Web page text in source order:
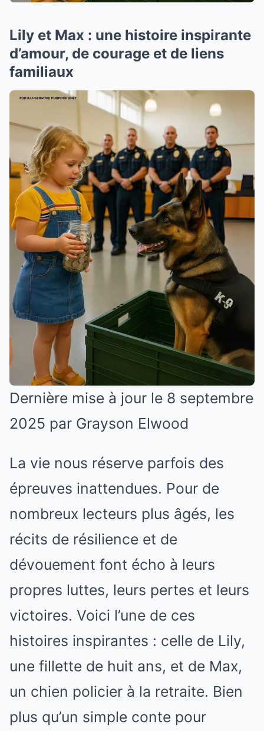
Lily et Max : une histoire inspirante
d’amour, de courage et de liens
familiaux
Dernière mise à jour le 8 septembre
2025 par Grayson Elwood
La vie nous réserve parfois des
épreuves inattendues. Pour de
nombreux lecteurs plus âgés, les
récits de résilience et de
dévouement font écho à leurs
propres luttes, leurs pertes et leurs
victoires. Voici l’une de ces
histoires inspirantes : celle de Lily,
une fillette de huit ans, et de Max,
un chien policier à la retraite. Bien
plus qu’un simple conte pour